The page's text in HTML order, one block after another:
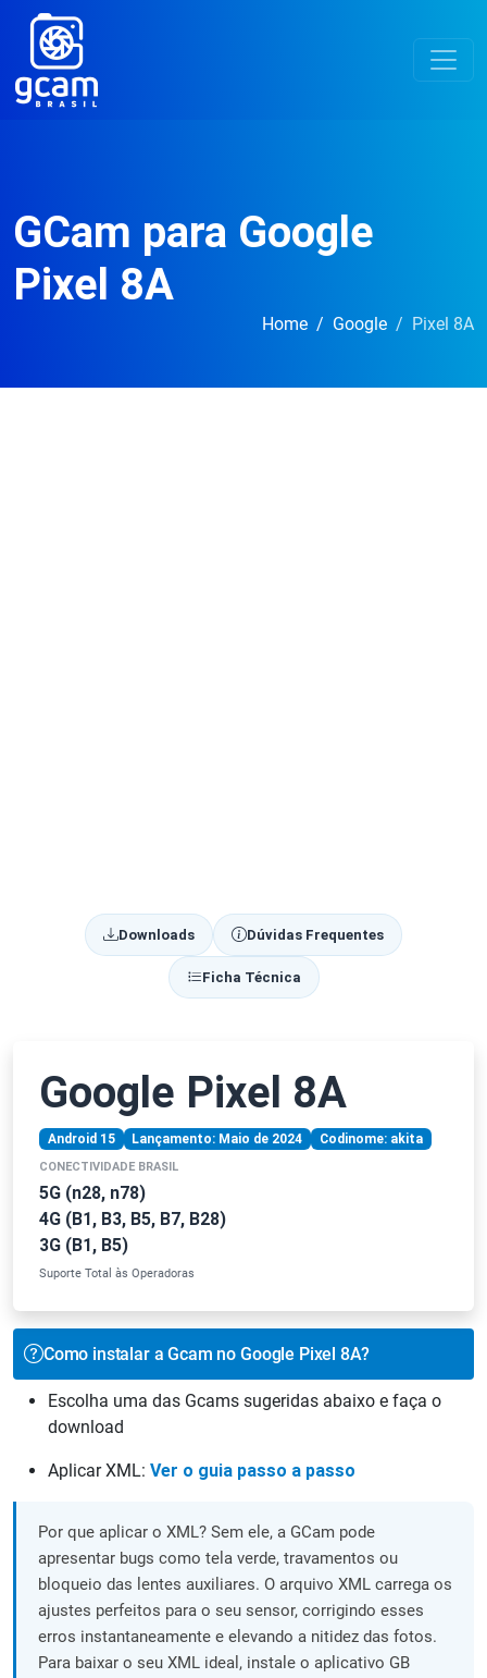
GCam para Google
Pixel 8A
Home Google Pixel 8A
Downloads Dúvidas Frequentes
Ficha Técnica
Google Pixel 8A
Android 15 Lançamento: Maio de 2024 Codinome: akita
CONECTIVIDADE BRASIL
5G (n28, n78)
4G (B1, B3, B5, B7, B28)
3G (B1, B5)
Suporte Total às Operadoras
Como instalar a Gcam no Google Pixel 8A?
Escolha uma das Gcams sugeridas abaixo e faça o
download
Aplicar XML: Ver o guia passo a passo
Por que aplicar o XML? Sem ele, a GCam pode
apresentar bugs como tela verde, travamentos ou
bloqueio das lentes auxiliares. O arquivo XML carrega os
ajustes perfeitos para o seu sensor, corrigindo esses
erros instantaneamente e elevando a nitidez das fotos.
Para baixar o seu XML ideal, instale o aplicativo GB